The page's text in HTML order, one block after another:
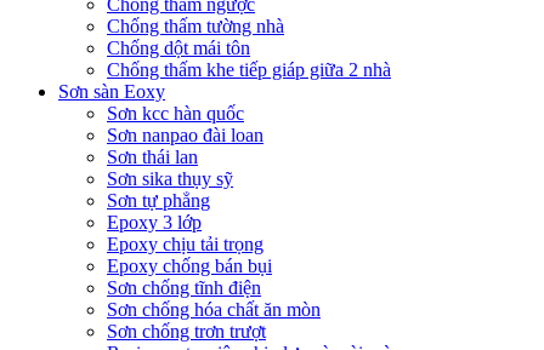
Chống thấm ngược
Chống thấm tường nhà
Chống dột mái tôn
Chống thấm khe tiếp giáp giữa 2 nhà
Sơn sàn Eoxy
Sơn kcc hàn quốc
Sơn nanpao đài loan
Sơn thái lan
Sơn sika thụy sỹ
Sơn tự phẳng
Epoxy 3 lớp
Epoxy chịu tải trọng
Epoxy chống bán bụi
Sơn chống tĩnh điện
Sơn chống hóa chất ăn mòn
Sơn chống trơn trượt